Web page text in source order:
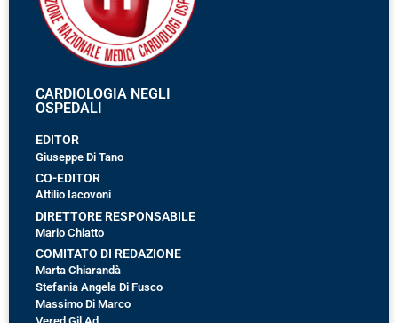
CARDIOLOGIA NEGLI
OSPEDALI
EDITOR
Giuseppe Di Tano
CO-EDITOR
Attilio Iacovoni
DIRETTORE RESPONSABILE
Mario Chiatto
COMITATO DI REDAZIONE
Marta Chiarandà
Stefania Angela Di Fusco
Massimo Di Marco